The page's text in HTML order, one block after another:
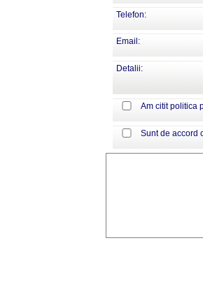
Telefon:
Email:
Detalii:
Am citit politica
Sunt de accord